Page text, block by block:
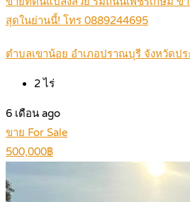
สุดในย่านนี้! โทร 0889244695
ตำบลเขาน้อย อำเภอปราณบุรี จังหวัดป
2ไร่
6 เดือน ago
ขาย For Sale
500,000฿